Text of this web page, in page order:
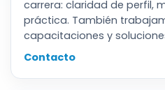
carrera: claridad de perfil,
práctica. También
capacitaciones y
Contacto